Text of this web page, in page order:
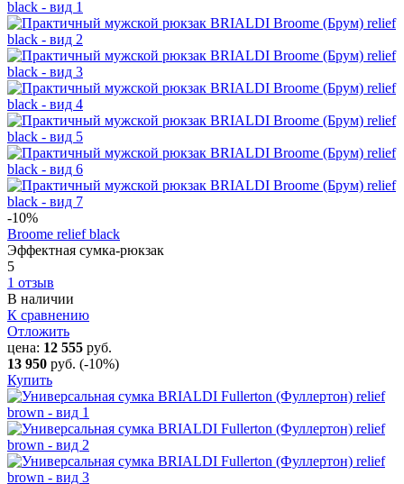
-10%
Broome relief black
Эффектная сумка-рюкзак
5
1 отзыв
В наличии
К сравнению
Отложить
цена: 12 555 руб.
13 950 руб. (-10%)
Купить